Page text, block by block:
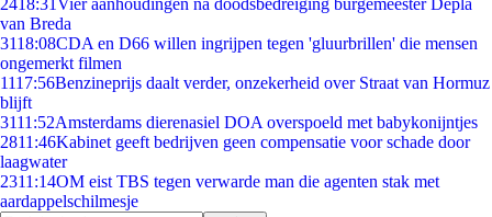
2418:31Vier aanhoudingen na doodsbedreiging burgemeester Depla
van Breda
3118:08CDA en D66 willen ingrijpen tegen 'gluurbrillen' die mensen
ongemerkt filmen
1117:56Benzineprijs daalt verder, onzekerheid over Straat van Hormuz
blijft
3111:52Amsterdams dierenasiel DOA overspoeld met babykonijntjes
2811:46Kabinet geeft bedrijven geen compensatie voor schade door
laagwater
2311:14OM eist TBS tegen verwarde man die agenten stak met
aardappelschilmesje